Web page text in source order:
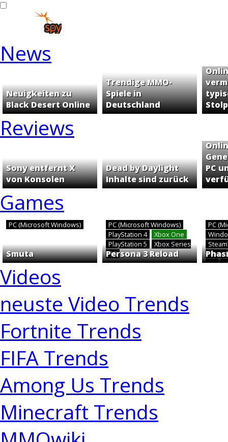
News
Neuigkeiten zu
Black Desert Online
Trendige MMO-
Spiele in
Deutschland
Reviews
Sony entfernt X
von Konsolen
Dead by Daylight
Inhalte sind zurück
PC
Games
PC (Microsoft Windows)
Smuta
PC (Microsoft Windows)
PlayStation 4
Xbox One
PlayStation 5
Xbox Series
X|S
Persona 3 Reload
PC
Xbox
Rift
Videos
neuste Video Trends
Fortnite Trends
FIFA Trends
Among Us Trends
Minecraft Trends